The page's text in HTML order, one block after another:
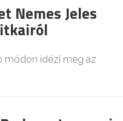
Nemes Jeles
módon idézi meg az